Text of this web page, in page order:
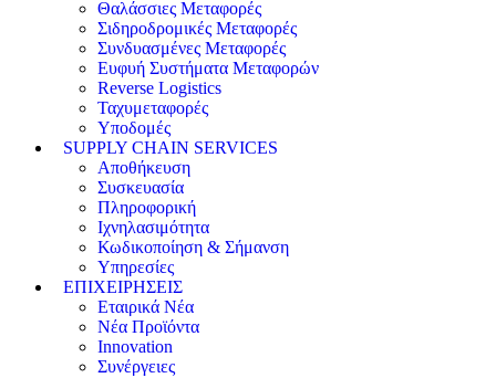
Θαλάσσιες Μεταφορές
Σιδηροδρομικές Μεταφορές
Συνδυασμένες Μεταφορές
Ευφυή Συστήματα Μεταφορών
Reverse Logistics
Ταχυμεταφορές
Υποδομές
SUPPLY CHAIN SERVICES
Αποθήκευση
Συσκευασία
Πληροφορική
Ιχνηλασιμότητα
Κωδικοποίηση & Σήμανση
Υπηρεσίες
ΕΠΙΧΕΙΡΗΣΕΙΣ
Εταιρικά Νέα
Νέα Προϊόντα
Innovation
Συνέργειες